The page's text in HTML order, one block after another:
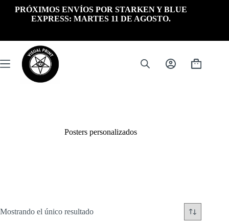
PRÓXIMOS ENVÍOS POR STARKEN Y BLUE
EXPRESS: MARTES 11 DE AGOSTO.
Carrito
Posters personalizados
Mostrando el único resultado